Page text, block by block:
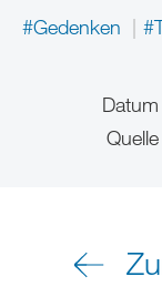
#Gedenken
Datum
Quelle